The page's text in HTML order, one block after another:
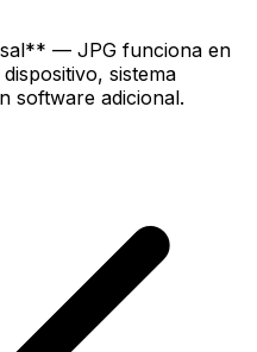
— JPG funciona en
sistema
software adicional.